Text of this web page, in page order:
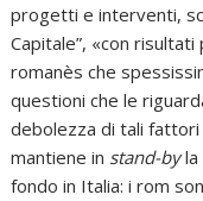
progetti e interventi,
Capitale”, «con
romanès che
questioni che le
debolezza di tali
mantiene in stand-byla
fondo in Italia: i rom